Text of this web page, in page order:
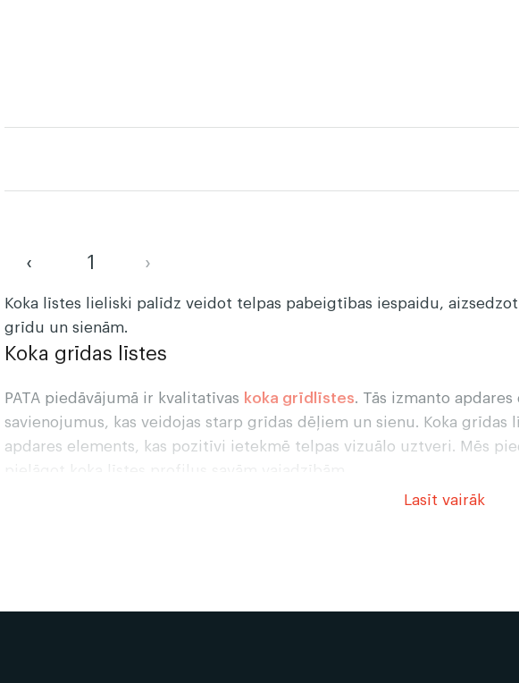
‹ 1 ›
Koka līstes lieliski palīdz veidot telpas pabeigtības iespaidu,
grīdu un sienām.
Koka grīdas līstes
PATA piedāvājumā ir kvalitatīvas koka grīdlīstes. Tās izmanto
savienojumus, kas veidojas starp grīdas dēļiem un sienu. Koka
apdares elements, kas pozitīvi ietekmē telpas vizuālo uztveri. Mēs
pielāgot koka līstes profilus savām vajadzībām.
Lasīt vairāk